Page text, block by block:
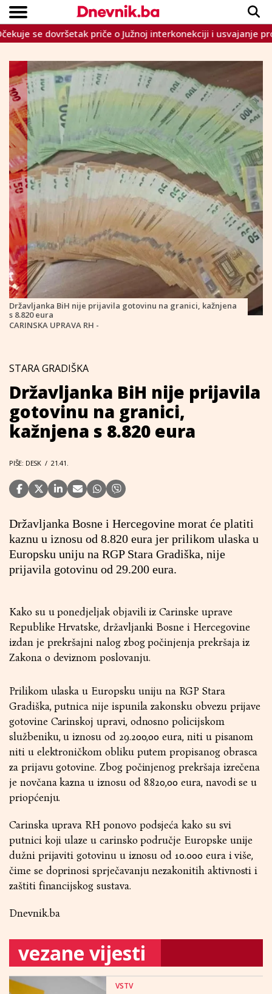
VIJESTI
SPORT
INTERVIEW
TEME
CRNA KRONIKA
LIFESTYLE
Copyright © Dnevnik.ba 2023.
dovršetak priče o Južnoj interkonekciji i usvajanje proračuna
Državljanka BiH nije prijavila gotovinu na granici, kažnjena
s 8.820 eura
CARINSKA UPRAVA RH -
STARA GRADIŠKA
Državljanka BiH nije prijavila
gotovinu na granici,
kažnjena s 8.820 eura
PIŠE: DESK / 21.41.
Državljanka Bosne i Hercegovine morat će platiti
kaznu u iznosu od 8.820 eura jer prilikom ulaska u
Europsku uniju na RGP Stara Gradiška, nije
prijavila gotovinu od 29.200 eura.
Kako su u ponedjeljak objavili iz Carinske uprave
Republike Hrvatske, državljanki Bosne i Hercegovine
izdan je prekršajni nalog zbog počinjenja prekršaja iz
Zakona o deviznom poslovanju.
Prilikom ulaska u Europsku uniju na RGP Stara
Gradiška, putnica nije ispunila zakonsku obvezu prijave
gotovine Carinskoj upravi, odnosno policijskom
službeniku, u iznosu od 29.200,00 eura, niti u pisanom
niti u elektroničkom obliku putem propisanog obrasca
za prijavu gotovine. Zbog počinjenog prekršaja izrečena
je novčana kazna u iznosu od 8.820,00 eura, navodi se u
priopćenju.
Carinska uprava RH ponovo podsjeća kako su svi
putnici koji ulaze u carinsko područje Europske unije
dužni prijaviti gotovinu u iznosu od 10.000 eura i više,
čime se doprinosi sprječavanju nezakonitih aktivnosti i
zaštiti financijskog sustava.
Dnevnik.ba
vezane vijesti
VSTV